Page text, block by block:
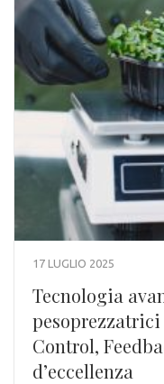
17 LUGLIO 2025
Tecnologia
Control,
d’eccellenza